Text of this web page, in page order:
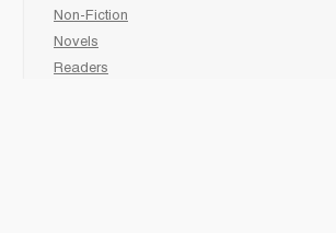
Non-Fiction
Novels
Readers